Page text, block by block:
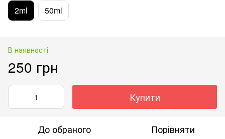
2ml 50ml
В наявності
250 грн
Купити
До обраного Порівняти